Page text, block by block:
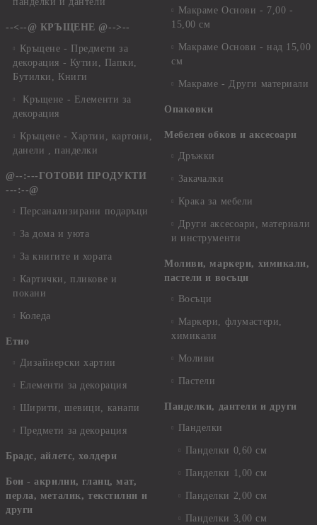
--<--@ КРЪЩЕНЕ @-->--
Кръщене - Предмети за
декорация - Кутии, Папки,
Бутилки, Книги
Кръщене - Елементи за
декорация
Кръщене - Хартии, картони,
данели , панделки
@--:---ГОТОВИ ПРОДУКТИ
---:--@
Персанализирани подаръци
За дома и уюта
За книгите и хората
Картички, пликове и
покани
Коледа
Етно
Дизайнерски хартии
Елементи за декорация
Ширити, шевици, канапи
Предмети за декорация
Брадс, айлетс, холдери
Бои - акрилни, гланц, мат,
перла, металик, текстилни и
други
Макраме Основи - 7,00 -
15,00 см
Макраме Основи - над 15,00
см
Макраме - Други материали
Опаковки
Мебелен обков и аксесоари
Дръжки
Закачалки
Крака за мебели
Други аксесоари, материали
и инструменти
Моливи, маркери, химикали,
пастели и восъци
Восъци
Маркери, флумастери,
химикали
Моливи
Пастели
Панделки, дантели и други
Панделки
Панделки 0,60 см
Панделки 1,00 см
Панделки 2,00 см
Панделки 3,00 см